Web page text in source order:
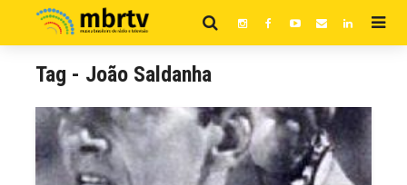
Tag - João Saldanha